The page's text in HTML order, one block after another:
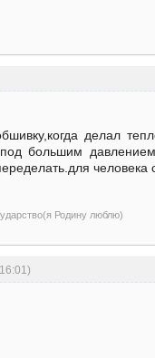
делал
большим
Родину люблю)